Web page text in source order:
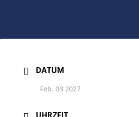
DATUM
Feb. 03 2027